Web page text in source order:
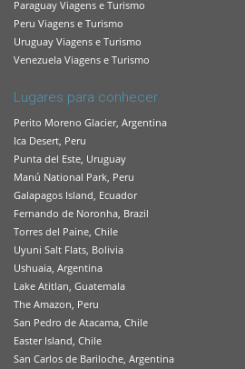
Paraguay Viagens e Turismo
Peru Viagens e Turismo
Uruguay Viagens e Turismo
Venezuela Viagens e Turismo
Lugares para conhecer
Perito Moreno Glacier, Argentina
Ica Desert, Peru
Punta del Este, Uruguay
Manú National Park, Peru
Galapagos Island, Ecuador
Fernando de Noronha, Brazil
Torres del Paine, Chile
Uyuni Salt Flats, Bolivia
Ushuaia, Argentina
Lake Atitlan, Guatemala
The Amazon, Peru
San Pedro de Atacama, Chile
Easter Island, Chile
San Carlos de Bariloche, Argentina